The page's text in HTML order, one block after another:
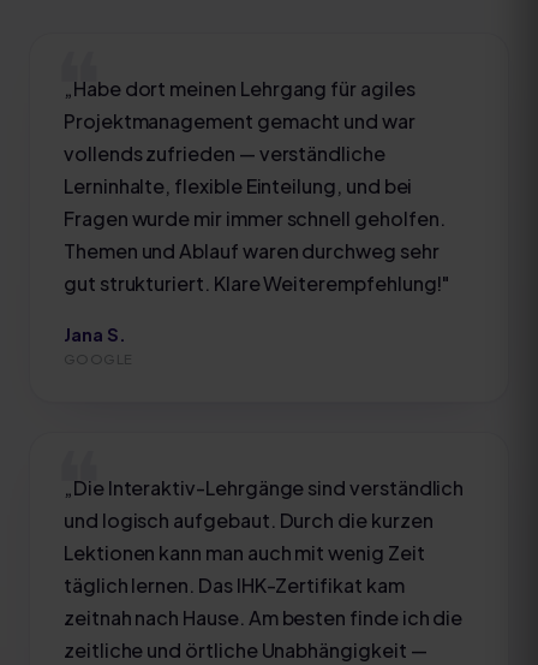
„Habe dort meinen Lehrgang für agiles
Projektmanagement gemacht und war
vollends zufrieden — verständliche
Lerninhalte, flexible Einteilung, und bei
Fragen wurde mir immer schnell geholfen.
Themen und Ablauf waren durchweg sehr
gut strukturiert. Klare Weiterempfehlung!"
Jana S.
GOOGLE
„Die Interaktiv-Lehrgänge sind verständlich
und logisch aufgebaut. Durch die kurzen
Lektionen kann man auch mit wenig Zeit
täglich lernen. Das IHK-Zertifikat kam
zeitnah nach Hause. Am besten finde ich die
zeitliche und örtliche Unabhängigkeit —